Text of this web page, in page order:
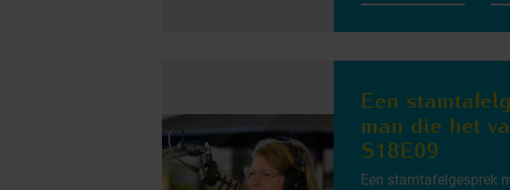
Een
man die het
S18E09
Een stamtafelgesprek